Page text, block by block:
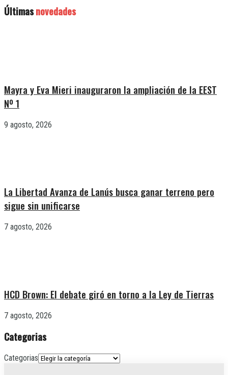
Últimasnovedades
Mayra y Eva Mieri inauguraron la ampliación de la EEST
Nº 1
9 agosto, 2026
La Libertad Avanza de Lanús busca ganar terreno pero
sigue sin unificarse
7 agosto, 2026
HCD Brown: El debate giró en torno a la Ley de Tierras
7 agosto, 2026
Categorias
Categorias